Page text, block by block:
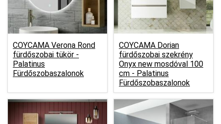
COYCAMA Verona Rond
fürdőszobai tükör -
Palatinus
Fürdőszobaszalonok
COYCAMA Dorian
fürdőszobai szekrény
Onyx new mosdóval 100
cm - Palatinus
Fürdőszobaszalonok